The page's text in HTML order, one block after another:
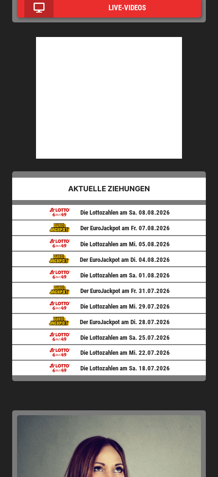
LIVE-VIDEOS
AKTUELLE ZIEHUNGEN
Die Lottozahlen am Sa. 08.08.2026
Der EuroJackpot am Fr. 07.08.2026
Die Lottozahlen am Mi. 05.08.2026
Der EuroJackpot am Di. 04.08.2026
Die Lottozahlen am Sa. 01.08.2026
Der EuroJackpot am Fr. 31.07.2026
Die Lottozahlen am Mi. 29.07.2026
Der EuroJackpot am Di. 28.07.2026
Die Lottozahlen am Sa. 25.07.2026
Die Lottozahlen am Mi. 22.07.2026
Die Lottozahlen am Sa. 18.07.2026